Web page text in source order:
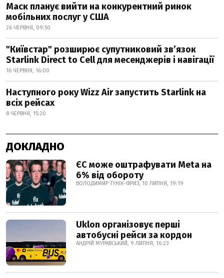
Маск планує вийти на конкурентний ринок
мобільних послуг у США
26 ЧЕРВНЯ, 09:50
"Київстар" розширює супутниковий зв’язок
Starlink Direct to Cell для месенджерів і навігації
16 ЧЕРВНЯ, 16:00
Наступного року Wizz Air запустить Starlink на
всіх рейсах
8 ЧЕРВНЯ, 15:20
ДОКЛАДНО
ЄС може оштрафувати Meta на
6% від обороту
ВОЛОДИМИР ТУНІК-ФРИЗ, 10 ЛИПНЯ, 19:19
Uklon організовує перші
автобусні рейси за кордон
АНДРІЙ МУРАВСЬКИЙ, 9 ЛИПНЯ, 16:23